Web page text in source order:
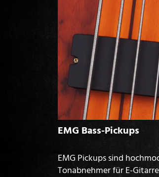
EMG Bass-Pickups
EMG Pickups sind
Tonabnehmer für E-